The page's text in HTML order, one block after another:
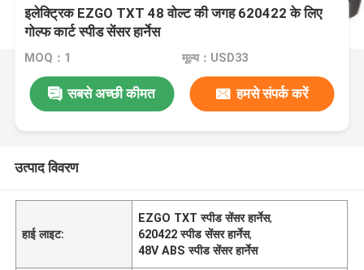
इलेक्ट्रिक EZGO TXT 48 वोल्ट की जगह 620422 के लिए
गोल्फ कार्ट स्पीड सेंसर हार्नेस
MOQ：1 मूल्य：USD33
सबसे अच्छी कीमत हमसे संपर्क करें
उत्पाद विवरण
हाई लाइट:
EZGO TXT स्पीड सेंसर हार्नेस,
620422 स्पीड सेंसर हार्नेस,
48V ABS स्पीड सेंसर हार्नेस